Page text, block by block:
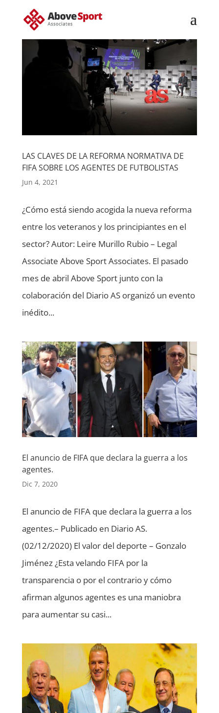
LAS CLAVES DE LA REFORMA NORMATIVA DE
FIFA SOBRE LOS AGENTES DE FUTBOLISTAS
Jun 4, 2021
¿Cómo está siendo acogida la nueva reforma
entre los veteranos y los principiantes en el
sector? Autor: Leire Murillo Rubio – Legal
Associate Above Sport Associates. El pasado
mes de abril Above Sport junto con la
colaboración del Diario AS organizó un evento
inédito...
El anuncio de FIFA que declara la guerra a los
agentes.
Dic 7, 2020
El anuncio de FIFA que declara la guerra a los
agentes.– Publicado en Diario AS.
(02/12/2020) El valor del deporte – Gonzalo
Jiménez ¿Esta velando FIFA por la
transparencia o por el contrario y cómo
afirman algunos agentes es una maniobra
para aumentar su casi...